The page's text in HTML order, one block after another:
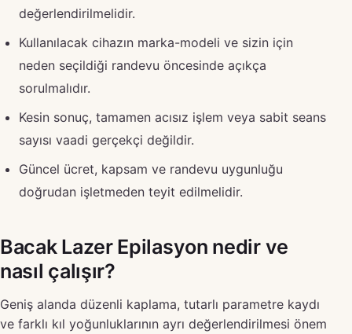
değerlendirilmelidir.
Kullanılacak cihazın marka-modeli ve sizin için
neden seçildiği randevu öncesinde açıkça
sorulmalıdır.
Kesin sonuç, tamamen acısız işlem veya sabit seans
sayısı vaadi gerçekçi değildir.
Güncel ücret, kapsam ve randevu uygunluğu
doğrudan işletmeden teyit edilmelidir.
Bacak Lazer Epilasyon nedir ve
nasıl çalışır?
Geniş alanda düzenli kaplama, tutarlı parametre kaydı
ve farklı kıl yoğunluklarının ayrı değerlendirilmesi önem